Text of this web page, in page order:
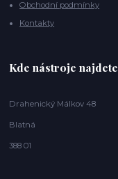
Obchodní podmínky
Kontakty
Kde nástroje najdete
Drahenický Málkov 48
Blatná
388 01